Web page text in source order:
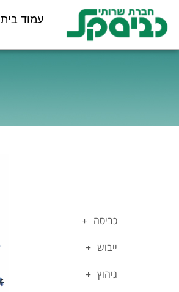
לתוכן
עמוד בית
כביסה
ייבוש
גיהוץ